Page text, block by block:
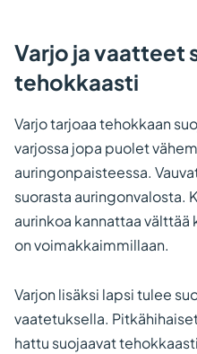
Varjo ja vaatteet
tehokkaasti
Varjo tarjoaa tehokkaan
varjossa jopa puolet
auringonpaisteessa.
suorasta auringonvalosta.
aurinkoa kannattaa välttää
on voimakkaimmillaan.
Varjon lisäksi lapsi tulee
vaatetuksella.
hattu suojaavat